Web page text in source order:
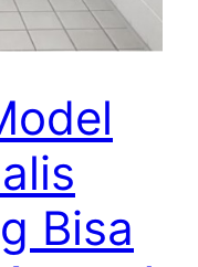
Bisa